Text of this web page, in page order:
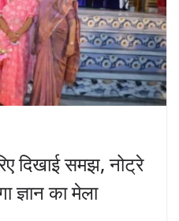
दिखाई समझ, नोट्रे
ज्ञान का मेला